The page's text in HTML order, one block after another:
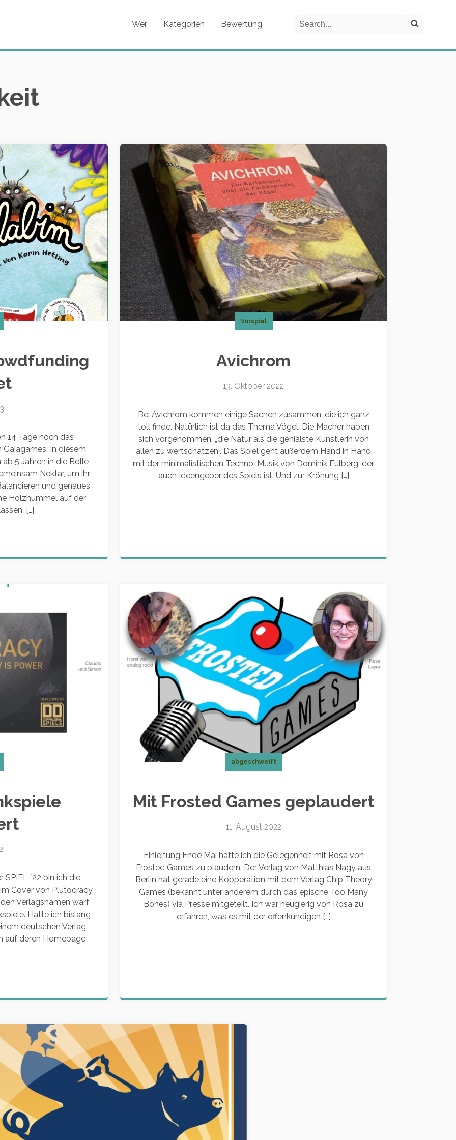
Wer Kategorien Bewertung
Search on the website
Search
14 Tage noch das
In diesem
5 Jahren in die Rolle
Nektar, um ihr
und genaues
Holzhummel auf der
[…]
Vorspiel
Avichrom
13. Oktober 2022
Bei Avichrom kommen einige Sachen zusammen, die ich ganz
toll finde. Natürlich ist da das Thema Vögel. Die Macher haben
sich vorgenommen, „die Natur als die genialste Künstlerin von
allen zu wertschätzen“. Das Spiel geht außerdem Hand in Hand
mit der minimalistischen Techno-Musik von Dominik Eulberg, der
auch Ideengeber des Spiels ist. Und zur Krönung […]
´22 bin ich die
Cover von Plutocracy
Verlagsnamen warf
Hatte ich bislang
deutschen Verlag.
auf deren Homepage
abgeschweift
Mit Frosted Games geplaudert
11. August 2022
Einleitung Ende Mai hatte ich die Gelegenheit mit Rosa von
Frosted Games zu plaudern. Der Verlag von Matthias Nagy aus
Berlin hat gerade eine Kooperation mit dem Verlag Chip Theory
Games (bekannt unter anderem durch das epische Too Many
Bones) via Presse mitgeteilt. Ich war neugierig von Rosa zu
erfahren, was es mit der offenkundigen […]